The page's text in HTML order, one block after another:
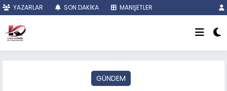
YAZARLAR SON DAKİKA MANŞETLER
GÜNDEM